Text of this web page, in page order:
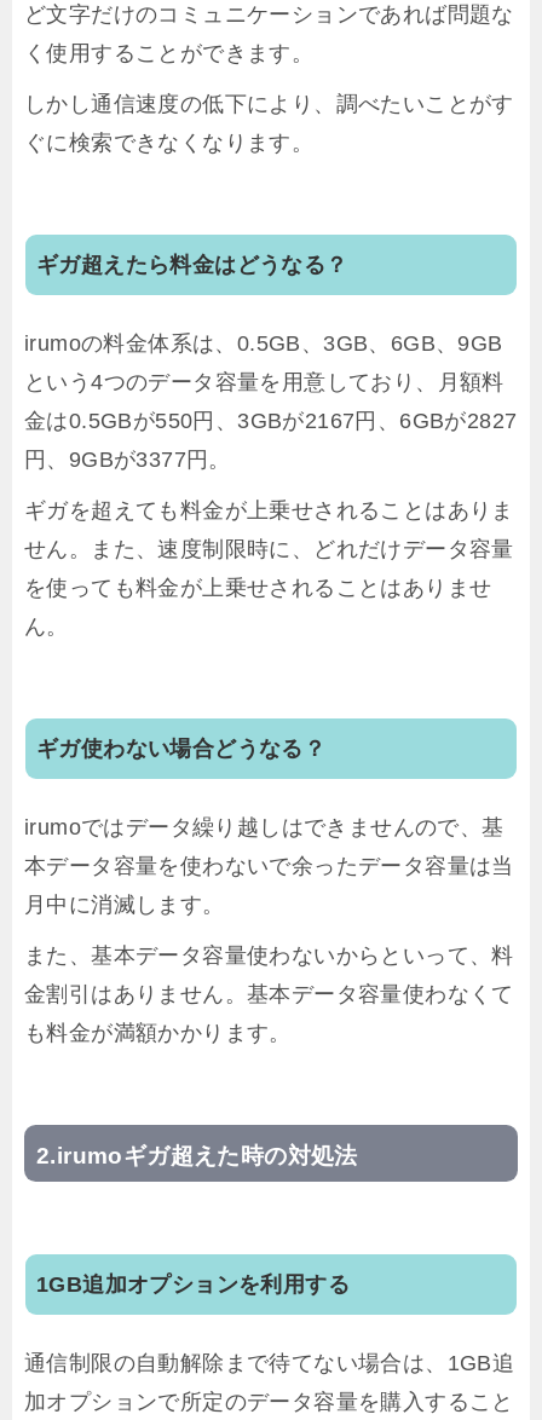
ど文字だけのコミュニケーションであれば問題な
く使用することができます。
しかし通信速度の低下により、調べたいことがす
ぐに検索できなくなります。
ギガ超えたら料金はどうなる？
irumoの料金体系は、0.5GB、3GB、6GB、9GB
という4つのデータ容量を用意しており、月額料
金は0.5GBが550円、3GBが2167円、6GBが2827
円、9GBが3377円。
ギガを超えても料金が上乗せされることはありま
せん。また、速度制限時に、どれだけデータ容量
を使っても料金が上乗せされることはありませ
ん。
ギガ使わない場合どうなる？
irumoではデータ繰り越しはできませんので、基
本データ容量を使わないで余ったデータ容量は当
月中に消滅します。
また、基本データ容量使わないからといって、料
金割引はありません。基本データ容量使わなくて
も料金が満額かかります。
irumoギガ超えた時の対処法
1GB追加オプションを利用する
通信制限の自動解除まで待てない場合は、1GB追
加オプションで所定のデータ容量を購入すること